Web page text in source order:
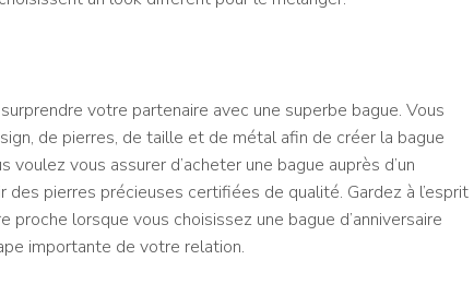
votre partenaire avec une superbe bague. Vous
de pierres, de taille et de métal afin de créer la bague
voulez vous assurer d’acheter une bague auprès d’un
pierres précieuses certifiées de qualité. Gardez à l’esprit
lorsque vous choisissez une bague d’anniversaire
importante de votre relation.